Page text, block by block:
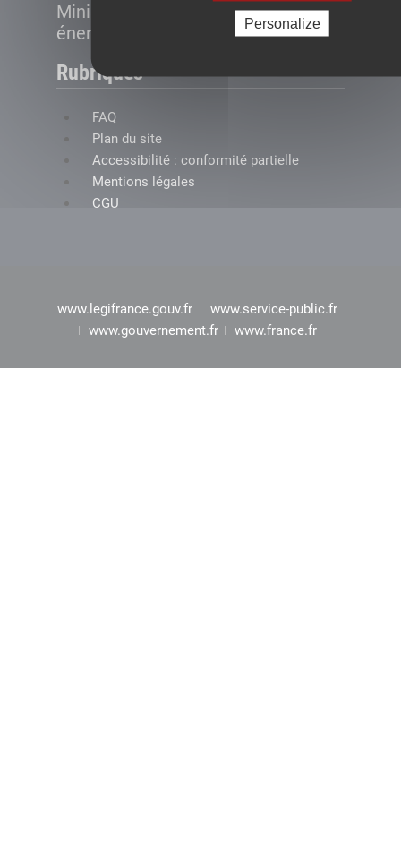
Personalize
Ministère de la Transition
énergétique
Rubriques
FAQ
Plan du site
Accessibilité : conformité partielle
Mentions légales
CGU
www.legifrance.gouv.fr
www.service-public.fr
www.gouvernement.fr
www.france.fr